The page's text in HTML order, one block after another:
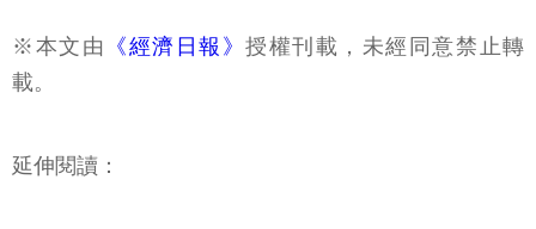
※本文由 《經濟日報》授權刊載，未經同意禁止轉
載。
延伸閱讀：